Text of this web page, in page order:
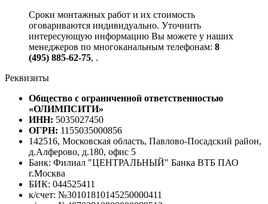
Сроки монтажных работ и их стоимость
оговариваются индивидуально. Уточнить
интересующую информацию Вы можете у наших
менеджеров по многоканальным телефонам: 8
(495) 885-62-75, .
Реквизиты
Общество с ограниченной ответственностью
«ОЛИМПСИТИ»
ИНН: 5035027450
ОГРН: 1155035000856
142516, Московская область, Павлово-Посадский район,
д.Алферово, д.180, офис 5
Банк: Филиал "ЦЕНТРАЛЬНЫЙ" Банка ВТБ ПАО
г.Москва
БИК: 044525411
к/счет: №30101810145250000411